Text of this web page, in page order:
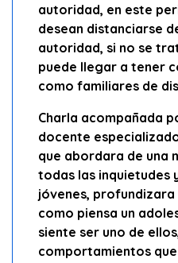
autoridad, en este
desean distanciarse
autoridad, si no se
puede llegar a tener
como familiares de
Charla acompañada
docente
que abordara de una
todas las inquietudes
jóvenes,
como piensa un
siente ser uno de
comportamientos que